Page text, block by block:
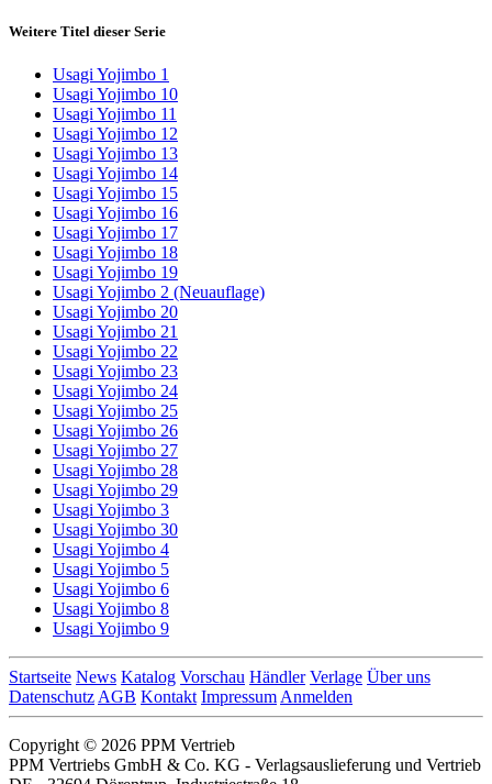
Weitere Titel dieser Serie
Usagi Yojimbo 1
Usagi Yojimbo 10
Usagi Yojimbo 11
Usagi Yojimbo 12
Usagi Yojimbo 13
Usagi Yojimbo 14
Usagi Yojimbo 15
Usagi Yojimbo 16
Usagi Yojimbo 17
Usagi Yojimbo 18
Usagi Yojimbo 19
Usagi Yojimbo 2 (Neuauflage)
Usagi Yojimbo 20
Usagi Yojimbo 21
Usagi Yojimbo 22
Usagi Yojimbo 23
Usagi Yojimbo 24
Usagi Yojimbo 25
Usagi Yojimbo 26
Usagi Yojimbo 27
Usagi Yojimbo 28
Usagi Yojimbo 29
Usagi Yojimbo 3
Usagi Yojimbo 30
Usagi Yojimbo 4
Usagi Yojimbo 5
Usagi Yojimbo 6
Usagi Yojimbo 8
Usagi Yojimbo 9
Startseite News Katalog Vorschau Händler Verlage Über uns
Datenschutz AGB Kontakt Impressum Anmelden
Copyright © 2026 PPM Vertrieb
PPM Vertriebs GmbH & Co. KG - Verlagsauslieferung und Vertrieb